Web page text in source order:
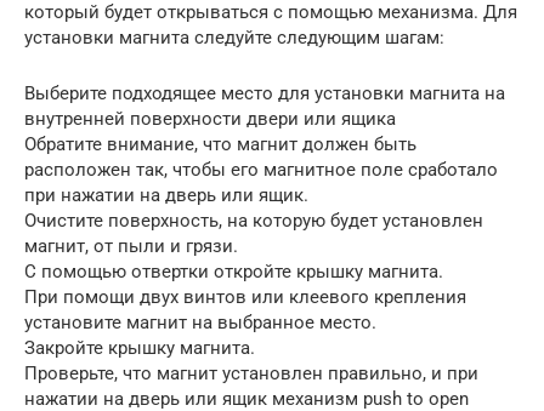
который будет открываться с помощью механизма. Для
установки магнита следуйте следующим шагам:
Выберите подходящее место для установки магнита на
внутренней поверхности двери или ящика
Обратите внимание, что магнит должен быть
расположен так, чтобы его магнитное поле сработало
при нажатии на дверь или ящик.
Очистите поверхность, на которую будет установлен
магнит, от пыли и грязи.
С помощью отвертки откройте крышку магнита.
При помощи двух винтов или клеевого крепления
установите магнит на выбранное место.
Закройте крышку магнита.
Проверьте, что магнит установлен правильно, и при
нажатии на дверь или ящик механизм push to open